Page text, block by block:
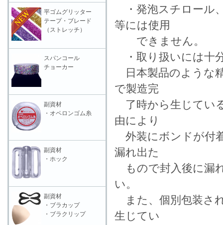
・発泡スチロール
等には使用
できません。
・取り扱いには十
日本製品のような
で製造完
了時から生じてい
由により
外装にボンドが付
漏れ出た
もので封入後に漏
い。
また、個別包装さ
生じてい
平ゴムグリッター
テープ・ブレード
（ストレッチ）
スパンコール
チョーカー
副資材
・オペロンゴム糸
副資材
・ホック
副資材
・ブラカップ
・ブラクリップ